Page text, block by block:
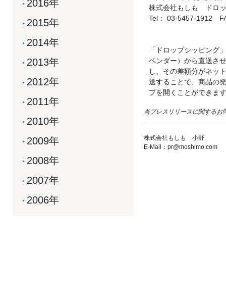
株式会社もしも ドロ
Tel： 03-5457-1912
「ドロップシッピン
ベンダー）から直送さ
し、その差額分がネッ
送することで、商品の
プを開くことができま
当プレスリリースに関するお
株式会社もしも 小野
E-Mail：pr@moshimo.com
2016年
2015年
2014年
2013年
2012年
2011年
2010年
2009年
2008年
2007年
2006年